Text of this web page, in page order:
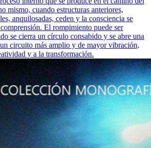
mismo, cuando estructuras anteriores,
anquilosadas, ceden y la consciencia se
El rompimiento puede ser
se cierra un círculo consabido y se abre una
circuito más amplio y de mayor vibración,
y a la transformación.